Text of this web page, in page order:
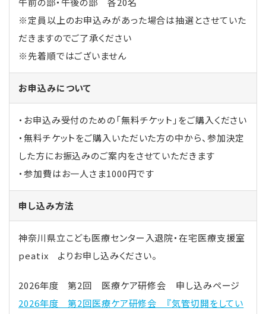
※定員以上のお申込みがあった場合は抽選とさせていた
だきますのでご了承ください
※先着順ではございません
お申込みについて
・お申込み受付のための「無料チケット」をご購入ください
・無料チケットをご購入いただいた方の中から、参加決定
した方にお振込みのご案内をさせていただきます
・参加費はお一人さま1000円です
申し込み方法
神奈川県立こども医療センター入退院・在宅医療支援室
peatix よりお申し込みください。
2026年度 第2回 医療ケア研修会 申し込みページ
2026年度 第2回医療ケア研修会 『気管切開をしてい